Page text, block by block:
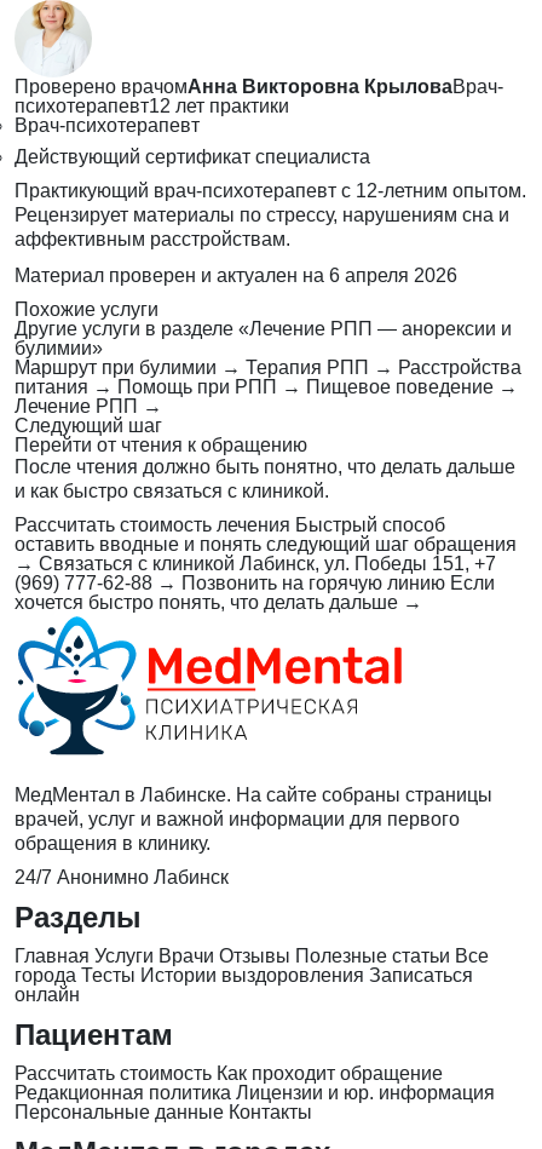
Проверено врачомАнна Викторовна КрыловаВрач-
психотерапевт12 лет практики
Врач-психотерапевт
Действующий сертификат специалиста
Практикующий врач-психотерапевт с 12-летним опытом.
Рецензирует материалы по стрессу, нарушениям сна и
аффективным расстройствам.
Материал проверен и актуален на 6 апреля 2026
Похожие услуги
Другие услуги в разделе «Лечение РПП — анорексии и
булимии»
Маршрут при булимии → Терапия РПП → Расстройства
питания → Помощь при РПП → Пищевое поведение →
Лечение РПП →
Следующий шаг
Перейти от чтения к обращению
После чтения должно быть понятно, что делать дальше
и как быстро связаться с клиникой.
Рассчитать стоимость лечения Быстрый способ
оставить вводные и понять следующий шаг обращения
→ Связаться с клиникой Лабинск, ул. Победы 151, +7
(969) 777-62-88 → Позвонить на горячую линию Если
хочется быстро понять, что делать дальше →
МедМентал в Лабинске. На сайте собраны страницы
врачей, услуг и важной информации для первого
обращения в клинику.
24/7 Анонимно Лабинск
Разделы
Главная Услуги Врачи Отзывы Полезные статьи Все
города Тесты Истории выздоровления Записаться
онлайн
Пациентам
Рассчитать стоимость Как проходит обращение
Редакционная политика Лицензии и юр. информация
Персональные данные Контакты